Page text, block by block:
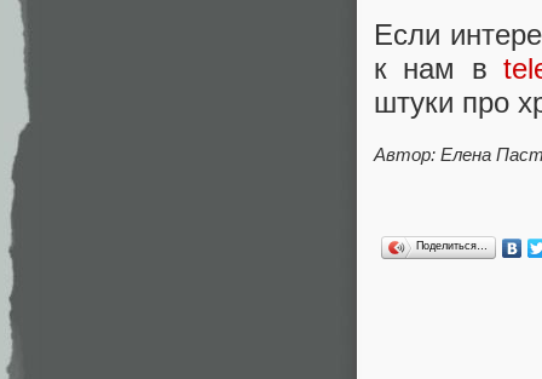
Если
к нам в
штуки про
Автор: Елена
Поделиться…